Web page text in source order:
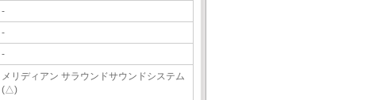
-
-
-
メリディアン サラウンドサウンドシステム
(△)